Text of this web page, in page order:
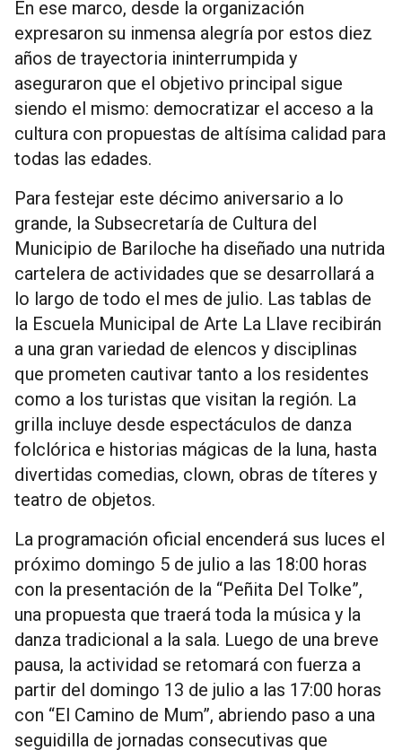
En ese marco, desde la organización
expresaron su inmensa alegría por estos diez
años de trayectoria ininterrumpida y
aseguraron que el objetivo principal sigue
siendo el mismo: democratizar el acceso a la
cultura con propuestas de altísima calidad para
todas las edades.
Para festejar este décimo aniversario a lo
grande, la Subsecretaría de Cultura del
Municipio de Bariloche ha diseñado una nutrida
cartelera de actividades que se desarrollará a
lo largo de todo el mes de julio. Las tablas de
la Escuela Municipal de Arte La Llave recibirán
a una gran variedad de elencos y disciplinas
que prometen cautivar tanto a los residentes
como a los turistas que visitan la región. La
grilla incluye desde espectáculos de danza
folclórica e historias mágicas de la luna, hasta
divertidas comedias, clown, obras de títeres y
teatro de objetos.
La programación oficial encenderá sus luces el
próximo domingo 5 de julio a las 18:00 horas
con la presentación de la “Peñita Del Tolke”,
una propuesta que traerá toda la música y la
danza tradicional a la sala. Luego de una breve
pausa, la actividad se retomará con fuerza a
partir del domingo 13 de julio a las 17:00 horas
con “El Camino de Mum”, abriendo paso a una
seguidilla de jornadas consecutivas que